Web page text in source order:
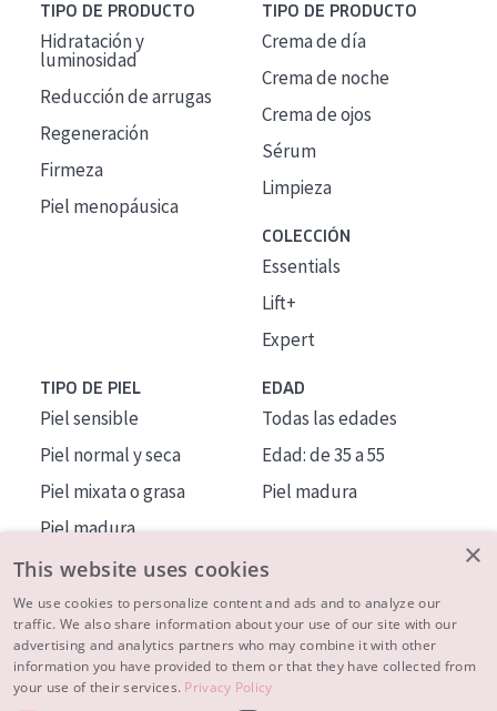
TIPO DE PRODUCTO
Hidratación y
luminosidad
Reducción de arrugas
Regeneración
Firmeza
Piel menopáusica
TIPO DE PRODUCTO
Crema de día
Crema de noche
Crema de ojos
Sérum
Limpieza
COLECCIÓN
Essentials
Lift+
Expert
TIPO DE PIEL
Piel sensible
Piel normal y seca
Piel mixata o grasa
Piel madura
Piel expuesta al sol
Piel menopáusica
EDAD
Todas las edades
Edad: de 35 a 55
Piel madura
MÁS SOBRE NOSOTROS
INSPIRACIÓN
×
This website uses cookies
We use cookies to personalize content and ads and to analyze our
traffic. We also share information about your use of our site with our
advertising and analytics partners who may combine it with other
information you have provided to them or that they have collected from
your use of their services. Privacy Policy